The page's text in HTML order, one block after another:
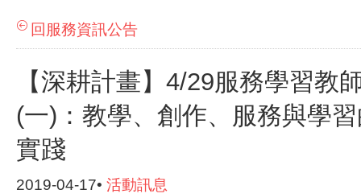
回服務資訊公告
【深耕計畫】4/29服務學習教
(一)：教學、創作、服務與學
實踐
2019-04-17• 活動訊息